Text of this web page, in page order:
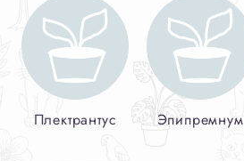
Плектрантус Эпипремнум